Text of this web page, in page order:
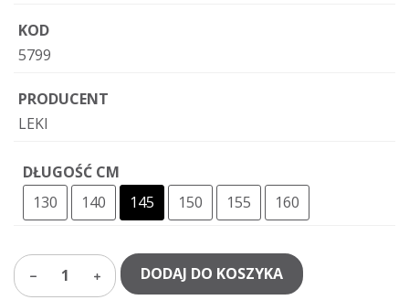
KOD
5799
PRODUCENT
LEKI
DŁUGOŚĆ CM
130
140 145 150 155 160
1 DODAJ DO KOSZYKA